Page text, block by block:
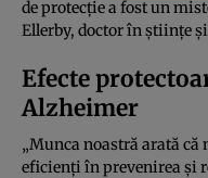
de protecție a fost un
Ellerby, doctor în științe
Efecte
Alzheimer
„Munca noastră arată că
eficienți în prevenirea și